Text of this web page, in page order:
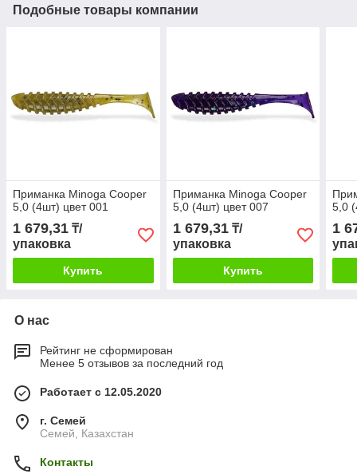
Подобные товары компании
Приманка Minoga Cooper
5,0 (4шт) цвет 001
1 679,31 ₸/
упаковка
Купить
Приманка Minoga Cooper
5,0 (4шт) цвет 007
1 679,31₸/
упаковка
Купить
5,0
1
О нас
Рейтинг не сформирован
Менее 5 отзывов за последний год
Работает с 12.05.2020
г. Семей
Семей, Казахстан
Контакты